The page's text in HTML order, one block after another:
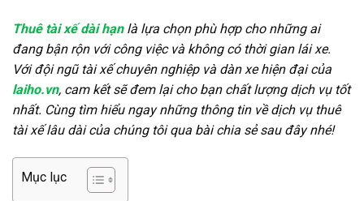
Thuê tài xế dài hạn là lựa chọn phù hợp cho những ai
đang bận rộn với công việc và không có thời gian lái xe.
Với đội ngũ tài xế chuyên nghiệp và dàn xe hiện đại của
laiho.vn, cam kết sẽ đem lại cho bạn chất lượng dịch vụ tốt
nhất. Cùng tìm hiểu ngay những thông tin về dịch vụ thuê
tài xế lâu dài của chúng tôi qua bài chia sẻ sau đây nhé!
Mục lục